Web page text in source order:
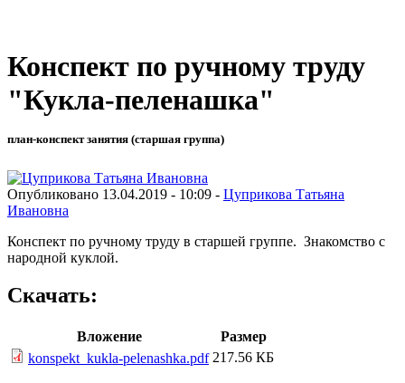
Конспект по ручному труду
"Кукла-пеленашка"
план-конспект занятия (старшая группа)
Опубликовано 13.04.2019 - 10:09 - Цуприкова Татьяна
Ивановна
Конспект по ручному труду в старшей группе. Знакомство с
народной куклой.
Скачать:
Вложение
Размер
konspekt_kukla-pelenashka.pdf 217.56 КБ